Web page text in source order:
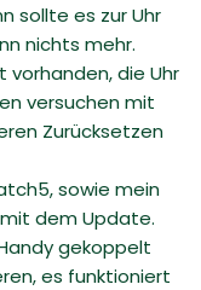
sollte es zur Uhr
nichts mehr.
vorhanden, die Uhr
versuchen mit
Zurücksetzen
sowie mein
dem Update.
gekoppelt
es funktioniert